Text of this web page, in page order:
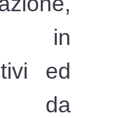
in
ed
da